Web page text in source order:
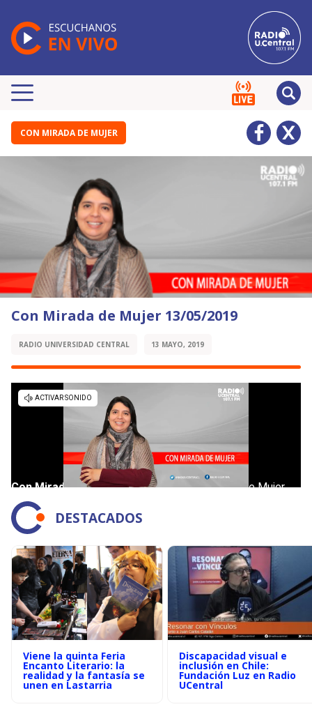
CON MIRADA DE MUJER
Con Mirada de Mujer 13/05/2019
RADIO UNIVERSIDAD CENTRAL 13 MAYO, 2019
DESTACADOS
Viene la quinta Feria
Encanto Literario: la
realidad y la fantasía se
unen en Lastarria
Discapacidad visual e
inclusión en Chile:
Fundación Luz en Radio
UCentral